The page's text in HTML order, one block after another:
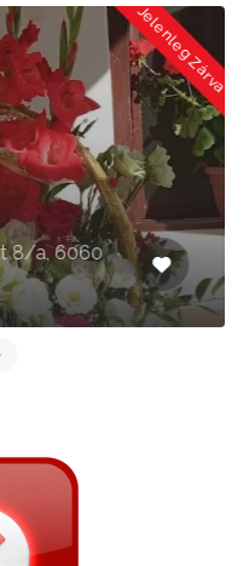
Jelenleg Zárva
8/a, 6060